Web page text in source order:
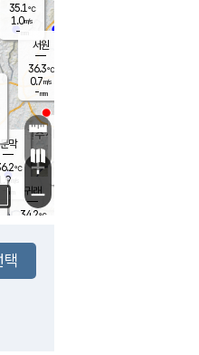
문막
℃
1.9m/s
mm
35.1℃
1.0m/s
- mm
귀래
34.2℃
서원
36.3℃
0.7m/s
-mm
+
−